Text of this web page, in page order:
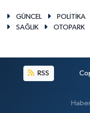
GÜNCEL POLİTİKA
SAĞLIK
OTOPARK
RSS
Haber